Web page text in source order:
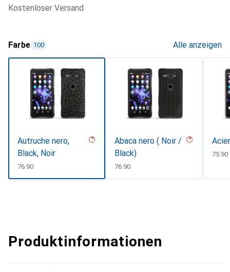
kostenloser Versand
Farbe 100 Alle anzeigen
Autruche nero,
Black, Noir
CHF
76.90
Abaca nero ( Noir /
Black)
CHF
76.90
CHF
75.90
Produktinformationen